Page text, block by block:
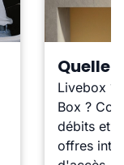
Quelle
Livebox ?
Box ?
débits et
offres